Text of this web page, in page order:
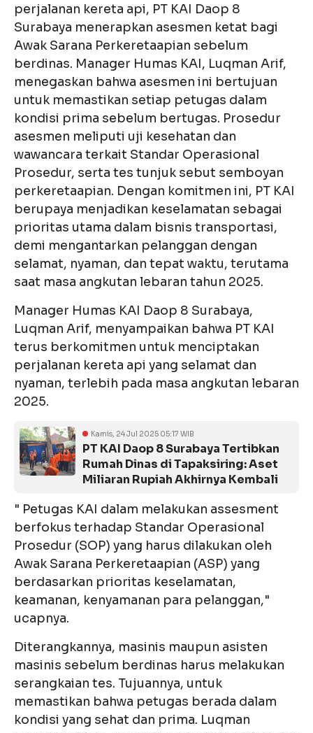
perjalanan kereta api, PT KAI Daop 8
Surabaya menerapkan asesmen ketat bagi
Awak Sarana Perkeretaapian sebelum
berdinas. Manager Humas KAI, Luqman Arif,
menegaskan bahwa asesmen ini bertujuan
untuk memastikan setiap petugas dalam
kondisi prima sebelum bertugas. Prosedur
asesmen meliputi uji kesehatan dan
wawancara terkait Standar Operasional
Prosedur, serta tes tunjuk sebut semboyan
perkeretaapian. Dengan komitmen ini, PT KAI
berupaya menjadikan keselamatan sebagai
prioritas utama dalam bisnis transportasi,
demi mengantarkan pelanggan dengan
selamat, nyaman, dan tepat waktu, terutama
saat masa angkutan lebaran tahun 2025.
Manager Humas KAI Daop 8 Surabaya,
Luqman Arif, menyampaikan bahwa PT KAI
terus berkomitmen untuk menciptakan
perjalanan kereta api yang selamat dan
nyaman, terlebih pada masa angkutan lebaran
2025.
Kamis, 24 Jul 2025 05:17 WIB
PT KAI Daop 8 Surabaya Tertibkan
Rumah Dinas di Tapaksiring: Aset
Miliaran Rupiah Akhirnya Kembali
" Petugas KAI dalam melakukan assesment
berfokus terhadap Standar Operasional
Prosedur (SOP) yang harus dilakukan oleh
Awak Sarana Perkeretaapian (ASP) yang
berdasarkan prioritas keselamatan,
keamanan, kenyamanan para pelanggan,"
ucapnya.
Diterangkannya, masinis maupun asisten
masinis sebelum berdinas harus melakukan
serangkaian tes. Tujuannya, untuk
memastikan bahwa petugas berada dalam
kondisi yang sehat dan prima. Luqman